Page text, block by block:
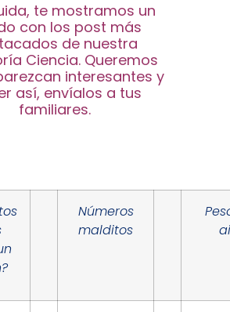
te mostramos un
con los post más
de nuestra
Ciencia. Queremos
interesantes y
así, envíalos a tus
familiares.
Números
malditos